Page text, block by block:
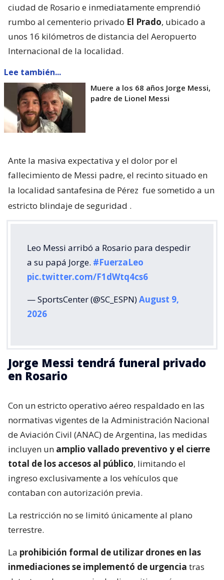
ciudad de Rosario e inmediatamente emprendió
rumbo al cementerio privado El Prado, ubicado a
unos 16 kilómetros de distancia del Aeropuerto
Internacional de la localidad.
Lee también...
Muere a los 68 años Jorge Messi,
padre de Lionel Messi
Ante la masiva expectativa y el dolor por el
fallecimiento de Messi padre, el recinto situado en
la localidad santafesina de Pérez fue sometido a un
estricto blindaje de seguridad .
Leo Messi arribó a Rosario para despedir
a su papá Jorge. #FuerzaLeo
pic.twitter.com/F1dWtq4cs6
— SportsCenter (@SC_ESPN)August 9,
2026
Jorge Messi tendrá funeral privado
en Rosario
Con un estricto operativo aéreo respaldado en las
normativas vigentes de la Administración Nacional
de Aviación Civil (ANAC) de Argentina, las medidas
incluyen un amplio vallado preventivo y el cierre
total de los accesos al público, limitando el
ingreso exclusivamente a los vehículos que
contaban con autorización previa.
La restricción no se limitó únicamente al plano
terrestre.
La prohibición formal de utilizar drones en las
inmediaciones se implementó de urgencia tras